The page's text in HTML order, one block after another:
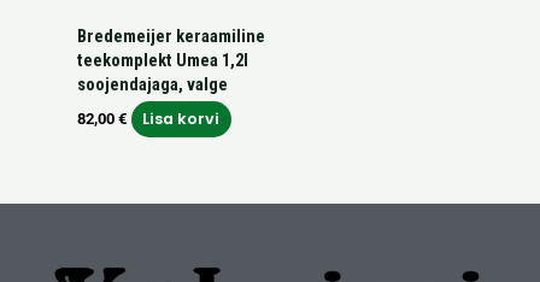
Bredemeijer keraamiline
teekomplekt Umea 1,2l
soojendajaga, valge
82,00 € Lisa korvi